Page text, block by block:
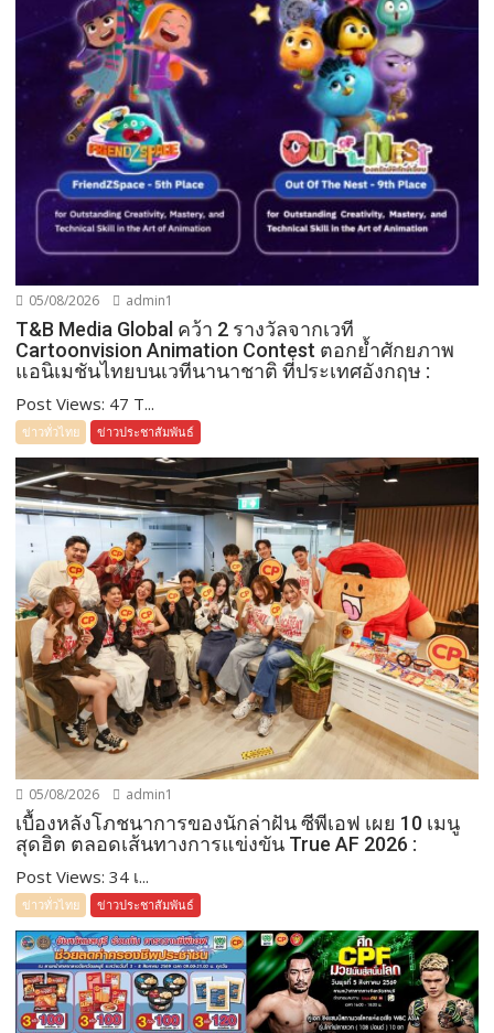
05/08/2026 admin1
T&B Media Global คว้า 2 รางวัลจากเวที
Cartoonvision Animation Contest ตอกย้ำศักยภาพ
แอนิเมชันไทยบนเวทีนานาชาติ ที่ประเทศอังกฤษ :
Post Views: 47 T...
ข่าวทั่วไทย ข่าวประชาสัมพันธ์
05/08/2026 admin1
เบื้องหลังโภชนาการของนักล่าฝัน ซีพีเอฟ เผย 10 เมนู
สุดฮิต ตลอดเส้นทางการแข่งขัน True AF 2026 :
Post Views: 34 เ...
ข่าวทั่วไทย ข่าวประชาสัมพันธ์